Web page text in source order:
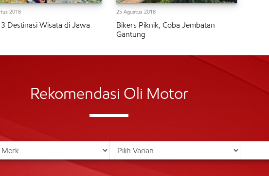
2018
Destinasi Wisata di Jawa
25 Agustus 2018
Bikers Piknik, Coba Jembatan
Gantung
Rekomendasi Oli Motor